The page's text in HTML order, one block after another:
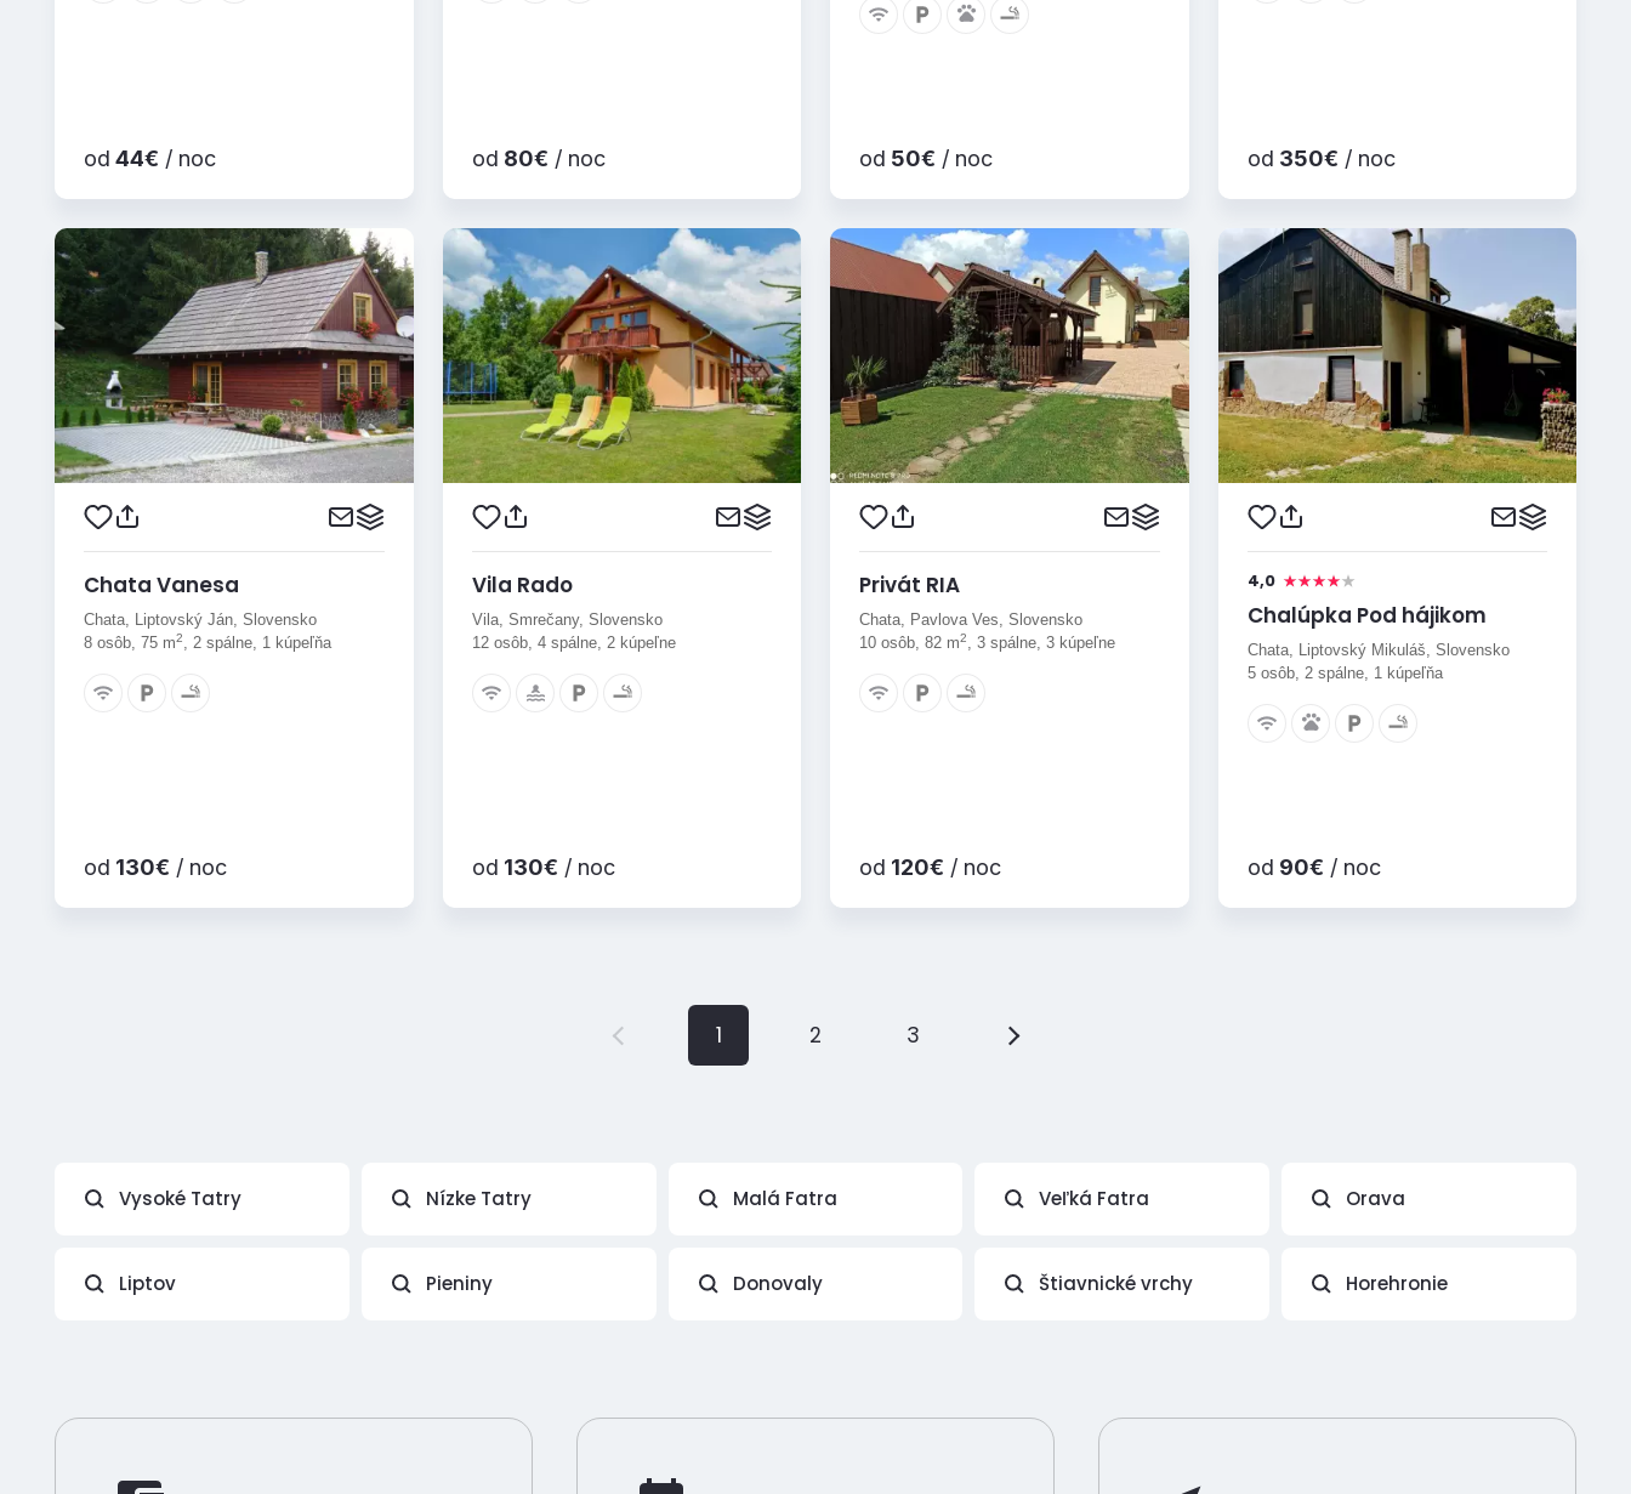
od 44€ / noc od 80€ / noc od 50€ / noc od 350€ / noc
Chata Vanesa
Chata, Liptovský Ján, Slovensko
8 osôb, 75 m2, 2 spálne, 1 kúpeľňa
od 130€ / noc
Vila Rado
Vila, Smrečany, Slovensko
12 osôb, 4 spálne, 2 kúpeľne
od 130€ / noc
Privát RIA
Chata, Pavlova Ves, Slovensko
10 osôb, 82 m2, 3 spálne, 3 kúpeľne
od 120€ / noc
4,0
Chalúpka Pod hájikom
Chata, Liptovský Mikuláš, Slovensko
5 osôb, 2 spálne, 1 kúpeľňa
od 90€ / noc
1 2 3
Vysoké Tatry Nízke Tatry Malá Fatra Veľká Fatra Orava
Liptov Pieniny Donovaly Štiavnické vrchy Horehronie